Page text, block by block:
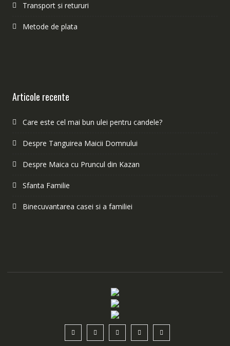
Transport si retururi
Metode de plata
Articole recente
Care este cel mai bun ulei pentru candele?
Despre Tanguirea Maicii Domnului
Despre Maica cu Pruncul din Kazan
Sfanta Familie
Binecuvantarea casei si a familiei